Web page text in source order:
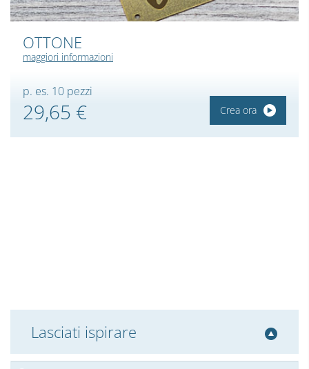
OTTONE
maggiori informazioni
p. es. 10 pezzi
29,65 € Crea ora
Lasciati ispirare